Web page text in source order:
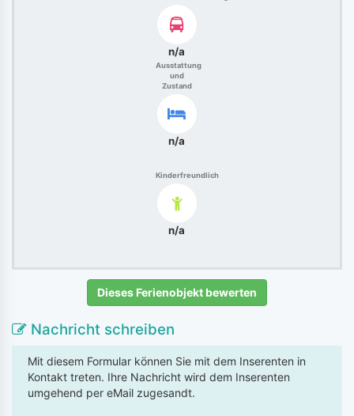
n/a
Ausstattung
und
Zustand
n/a
Kinderfreundlich
n/a
Dieses Ferienobjekt bewerten
Nachricht schreiben
Mit diesem Formular können Sie mit dem Inserenten in
Kontakt treten. Ihre Nachricht wird dem Inserenten
umgehend per eMail zugesandt.